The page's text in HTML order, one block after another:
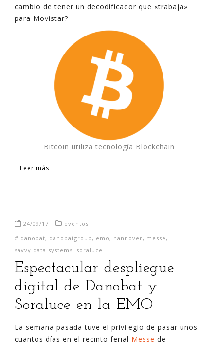
cambio de tener un decodificador que «trabaja»
para Movistar?
Bitcoin utiliza tecnología Blockchain
Leer más
24/09/17
eventos
# danobat, danobatgroup , emo , hannover, messe ,
savvy data systems, soraluce
Espectacular despliegue
digital de Danobat y
Soraluce en la EMO
La semana pasada tuve el privilegio de pasar unos
cuantos días en el recinto ferial Messe de